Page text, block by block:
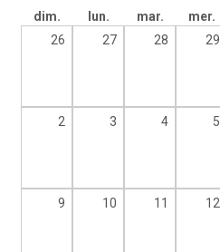
dim. lun. mar. mer.
26
27 28 29
2 3 4 5
9 10 11 12